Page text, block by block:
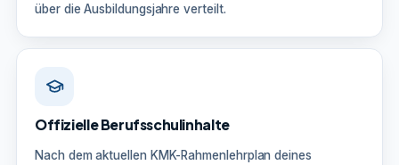
über die Ausbildungsjahre verteilt.
Offizielle Berufsschulinhalte
Nach dem aktuellen KMK-Rahmenlehrplan deines